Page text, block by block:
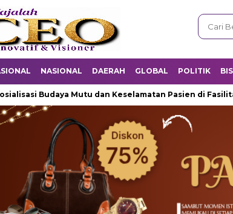
NASIONAL DAERAH GLOBAL POLITIK
Mutu dan Keselamatan Pasien di Fasilitas